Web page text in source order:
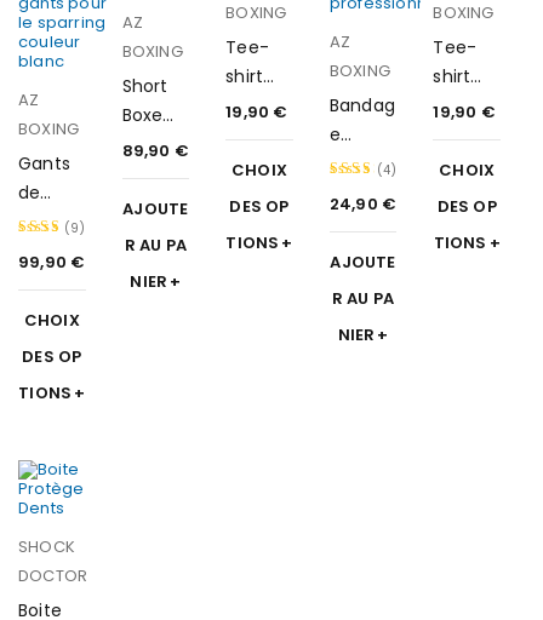
AZ
BOXING
Gants
de
boxe
en cuir
Note
4.89
sur 5
(9)
99,90 €
CHOIX
DES OP
TIONS
AZ
BOXING
Short
Boxe
Anglais
e
Person
89,90 €
AJOUTE
R AU PA
NIER
BOXING
Tee-
shirt
ours
19,90 €
CHOIX
DES OP
TIONS
AZ
BOXING
Bandag
e
renforc
é
Note
5.00
sur 5
(4)
24,90 €
AJOUTE
R AU PA
NIER
BOXING
Tee-
shirt
classic
19,90 €
CHOIX
DES OP
TIONS
SHOCK
DOCTOR
Boite